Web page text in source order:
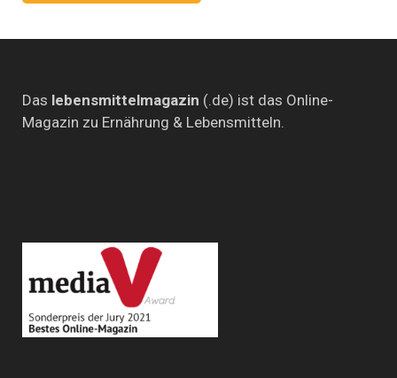
Das lebensmittelmagazin (.de) ist das Online-
Magazin zu Ernährung & Lebensmitteln.